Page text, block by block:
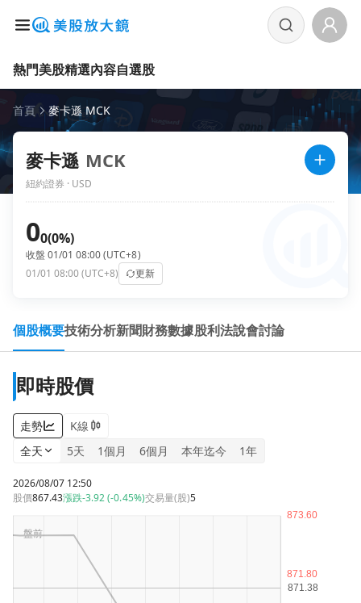
熱門美股精選內容自選股
首頁 麥卡遜 MCK
麥卡遜 MCK
紐約證券 · USD
00(0%)
收盤 01/01 08:00 (UTC+8)
01/01 08:00 (UTC+8)
更新
個股概要技術分析新聞財務數據股利法說會討論
即時股價
走勢
K線
全天
5天 1個月 6個月 本年迄今 1年
2026/08/07 12:50
股價867.43漲跌-3.92 (-0.45%)交易量(股)5